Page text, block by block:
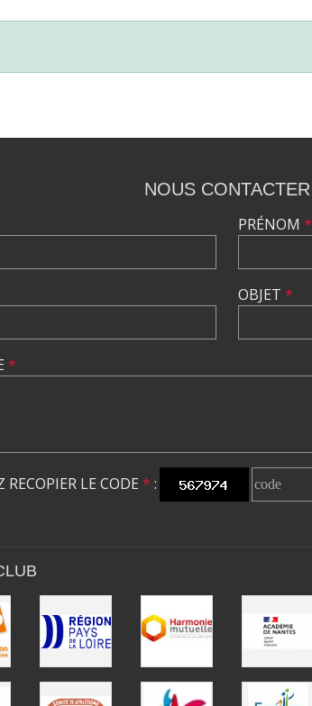
NOUS CONTACTER
PRÉNOM *
OBJET *
*
RECOPIER LE CODE * :